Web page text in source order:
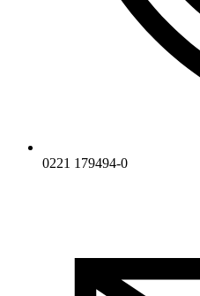
0221 179494-0